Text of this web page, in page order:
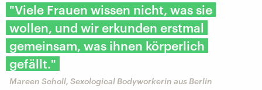
"Viele Frauen wissen nicht, was sie
wollen, und wir erkunden erstmal
gemeinsam, was ihnen körperlich
gefällt."
Mareen Scholl, Sexological Bodyworkerin aus Berlin